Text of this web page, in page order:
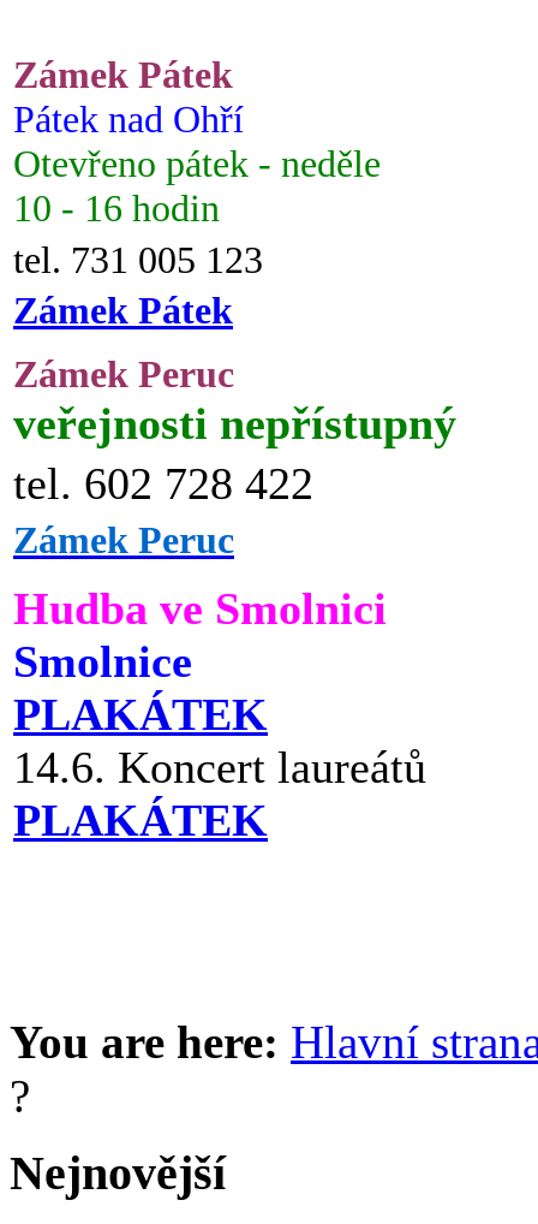
Zámek Pátek
Pátek nad Ohří
Otevřeno pátek - neděle
10 - 16 hodin
tel. 731 005 123
Zámek Pátek
Zámek Peruc
veřejnosti nepřístupný
tel. 602 728 422
Zámek Peruc
Hudba ve Smolnici
Smolnice
PLAKÁTEK
14.6. Koncert laureátů
PLAKÁTEK
You are here: Hlavní
?
Nejnovější